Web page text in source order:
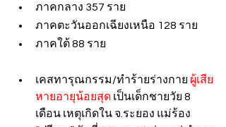
ภาคกลาง 357 ราย
ภาคตะวันออกเฉียงเหนือ 128 ราย
ภาคใต้ 88 ราย
เคสทารุณกรรม/ทำร้ายร่างกาย ผู้เสีย
หายอายุน้อยสุด เป็นเด็กชายวัย 8
เดือน เหตุเกิดใน จ.ระยอง แม่ร้อง